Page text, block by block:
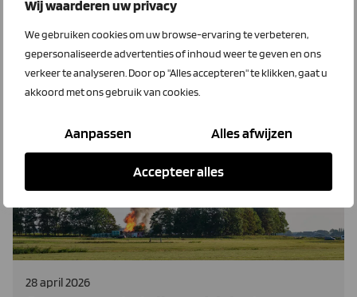
Wij waarderen uw privacy
We gebruiken cookies om uw browse-ervaring te verbeteren,
gepersonaliseerde advertenties of inhoud weer te geven en ons
verkeer te analyseren. Door op "Alles accepteren" te klikken, gaat u
akkoord met ons gebruik van cookies.
Aanpassen Alles afwijzen
Accepteer alles
Lees meer
Brandveiligheid LTO Verzekeringen
28 april 2026